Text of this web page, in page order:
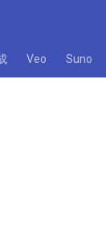
Veo Suno